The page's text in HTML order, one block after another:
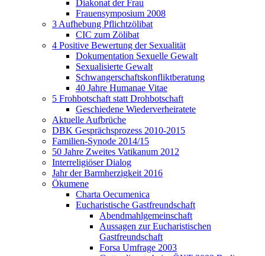
Diakonat der Frau
Frauensymposium 2008
3 Aufhebung Pflichtzölibat
CIC zum Zölibat
4 Positive Bewertung der Sexualität
Dokumentation Sexuelle Gewalt
Sexualisierte Gewalt
Schwangerschaftskonfliktberatung
40 Jahre Humanae Vitae
5 Frohbotschaft statt Drohbotschaft
Geschiedene Wiederverheiratete
Aktuelle Aufbrüche
DBK Gesprächsprozess 2010-2015
Familien-Synode 2014/15
50 Jahre Zweites Vatikanum 2012
Interreligiöser Dialog
Jahr der Barmherzigkeit 2016
Ökumene
Charta Oecumenica
Eucharistische Gastfreundschaft
Abendmahlgemeinschaft
Aussagen zur Eucharistischen
Gastfreundschaft
Forsa Umfrage 2003